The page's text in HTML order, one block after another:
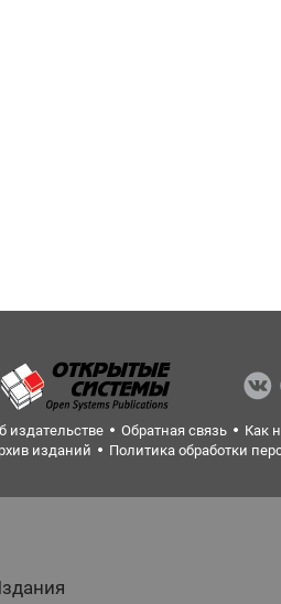
издательстве Обратная связь Как
изданий
Политика обработки